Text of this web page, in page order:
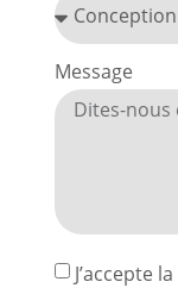
Message
J’accepte la